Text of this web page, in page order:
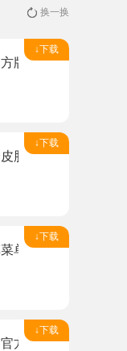
换一换
↓下载
版
↓下载
肤破解版
↓下载
单最新版
↓下载
方正版